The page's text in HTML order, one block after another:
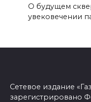
О будущем
увековечении
Сетевое издание
зарегистрировано